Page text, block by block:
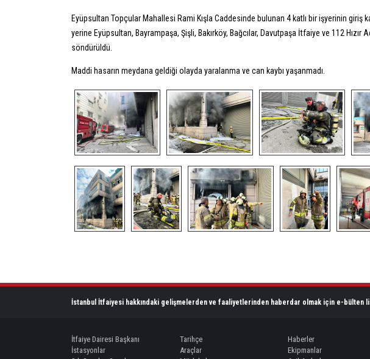
Eyüpsultan Topçular Mahallesi Rami Kışla Caddesinde bulunan 4 katlı bir işyerinin
yerine Eyüpsultan, Bayrampaşa, Şişli, Bakırköy, Bağcılar, Davutpaşa İtfaiye ve 112
söndürüldü.
Maddi hasarın meydana geldiği olayda yaralanma ve can kaybı yaşanmadı.
İstanbul İtfaiyesi hakkındaki gelişmelerden ve faaliyetlerinden haberdar olmak için e-bülten
İtfaiye Dairesi Başkanı Tarihçe Haberler
İstasyonlar
Araçlar Ekipmanlar